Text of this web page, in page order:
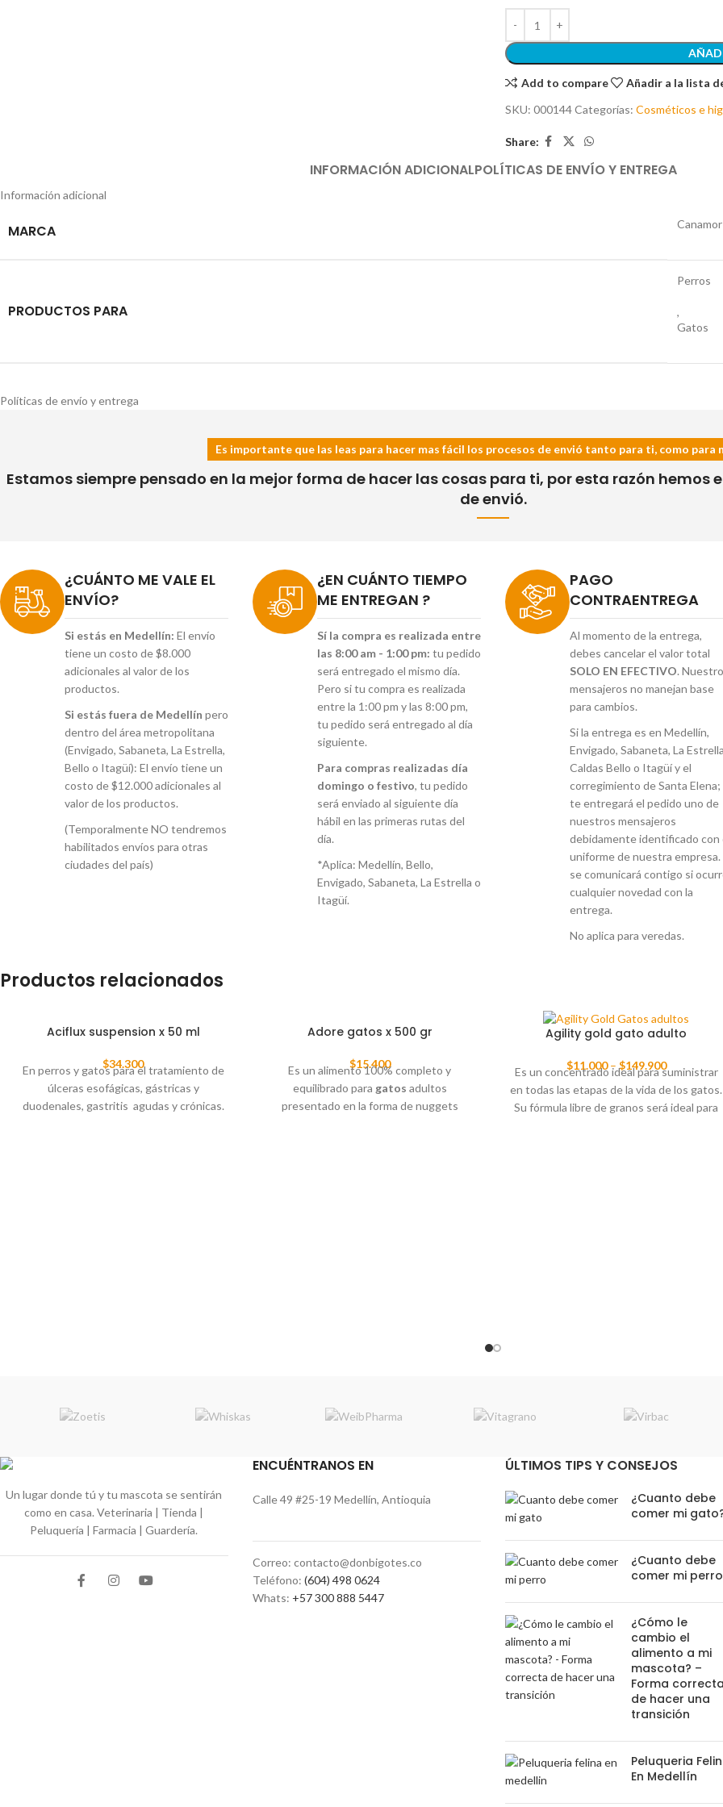
Add to compare
Añadir a la lista
SKU: 000144Categorías: Cosméticos e
Share:
INFORMACIÓN ADICIONALPOLÍTICAS DE ENVÍO Y ENTREGA
Información adicional
MARCA Canamor
PRODUCTOS PARA
Perros
,
Gatos
Políticas de envío y entrega
Es importante que las leas para hacer mas fácil los procesos de envió tanto para ti, como para
Estamos siempre pensado en la mejor forma de hacer las cosas para ti, por esta razón
de envió.
¿CUÁNTO ME VALE EL
ENVÍO?
Si estás en Medellín: El envío
tiene un costo de $8.000
adicionales al valor de los
productos.
Si estás fuera de Medellín pero
dentro del área metropolitana
(Envigado, Sabaneta, La Estrella,
Bello o Itagüí): El envío tiene un
costo de $12.000 adicionales al
valor de los productos.
(Temporalmente NO tendremos
habilitados envíos para otras
ciudades del país)
¿EN CUÁNTO TIEMPO
ME ENTREGAN ?
Sí la compra es realizada entre
las 8:00 am - 1:00 pm: tu pedido
será entregado el mismo día.
Pero si tu compra es realizada
entre la 1:00 pm y las 8:00 pm,
tu pedido será entregado al día
siguiente.
Para compras realizadas día
domingo o festivo, tu pedido
será enviado al siguiente día
hábil en las primeras rutas del
día.
*Aplica: Medellín, Bello,
Envigado, Sabaneta, La Estrella o
Itagüí.
PAGO
CONTRAENTREGA
Al momento de la entrega,
debes cancelar el valor total
SOLO EN EFECTIVO.
mensajeros no manejan base
para cambios.
Si la entrega es en Medellín,
Envigado, Sabaneta, La
Caldas Bello o Itagüí y el
corregimiento de Santa Elena;
te entregará el pedido uno de
nuestros mensajeros
debidamente identificado con
uniforme de nuestra empresa.
se comunicará contigo si
cualquier novedad con la
entrega.
No aplica para veredas.
Productos relacionados
Aciflux suspension x 50 ml
$34.300
En perros y gatos para el tratamiento de
úlceras esofágicas, gástricas y
duodenales, gastritis agudas y crónicas.
Adore gatos x 500 gr
$15.400
Es un alimento 100% completo y
equilibrado para gatos adultos
presentado en la forma de nuggets
Agility gold gato adulto
$11.000 – $149.900
Es un concentrado ideal para suministrar
en todas las etapas de la vida de los gatos.
Su fórmula libre de granos será ideal para
Un lugar donde tú y tu mascota se sentirán
como en casa. Veterinaria | Tienda |
Peluquería | Farmacia | Guardería.
ENCUÉNTRANOS EN
Calle 49 #25-19 Medellín, Antioquia
Correo: contacto@donbigotes.co
Teléfono: (604) 498 0624
Whats: +57 300 888 5447
ÚLTIMOS TIPS Y CONSEJOS
¿Cuanto debe
comer mi
¿Cuanto debe
comer mi
¿Cómo le
cambio el
alimento a mi
mascota? –
Forma correcta
de hacer una
transición
Peluqueria
En Medellín